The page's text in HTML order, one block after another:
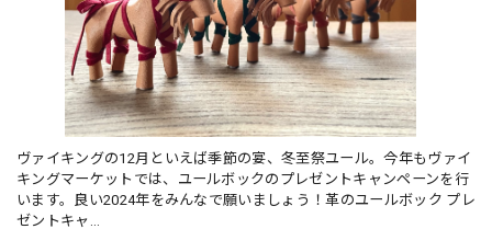
ヴァイキングの12月といえば季節の宴、冬至祭ユール。今年もヴァイ
キングマーケットでは、ユールボックのプレゼントキャンペーンを行
います。良い2024年をみんなで願いましょう！革のユールボック プレ
ゼントキャ...